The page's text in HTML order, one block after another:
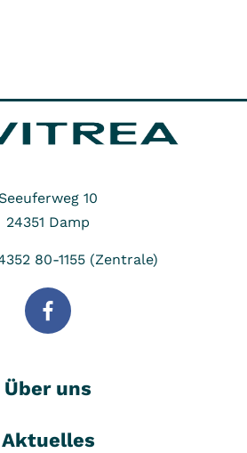
Seeuferweg 10
24351 Damp
80-1155 (Zentrale)
Über uns
Aktuelles